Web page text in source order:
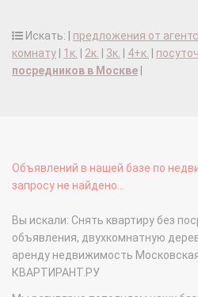
Искать: | предложения от
комнату
1к. 2к. 3к. 4+к.
посредников в Москве
Объявлений в нашей базе по
запросу не найдено...
Вы искали: Снять квартиру без
объявления, двухкомнатную
аренду недвижимость
КВАРТИРАНТ.РУ